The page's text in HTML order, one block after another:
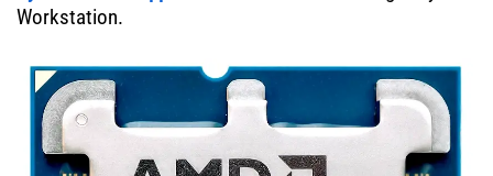
Workstation.